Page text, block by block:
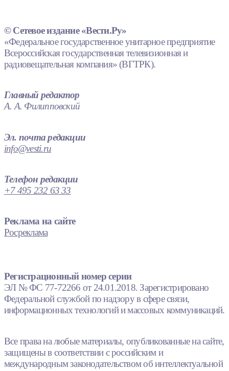
© Сетевое издание «Вести.Ру»
«Федеральное государственное унитарное предприятие
Всероссийская государственная телевизионная и
радиовещательная компания» (ВГТРК).
Главный редактор
А. А. Филипповский
Эл. почта редакции
info@vesti.ru
Телефон редакции
+7 495 232 63 33
Реклама на сайте
Росреклама
Регистрационный номер серии
ЭЛ № ФС 77-72266 от 24.01.2018. Зарегистрировано
Федеральной службой по надзору в сфере связи,
информационных технологий и массовых коммуникаций.
Все права на любые материалы, опубликованные на сайте,
защищены в соответствии с российским и
международным законодательством об интеллектуальной